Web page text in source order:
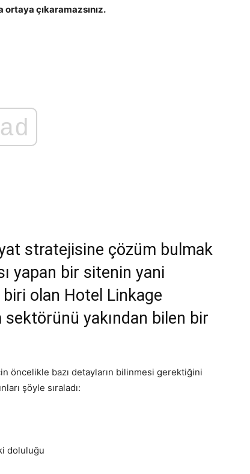
çıkaramazsınız.
ad
stratejisine çözüm bulmak
yapan bir sitenin yani
biri olan Hotel Linkage
sektörünü yakından bilen bir
öncelikle bazı detayların bilinmesi gerektiğini
şöyle sıraladı:
doluluğu